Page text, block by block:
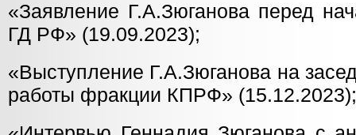
«Заявление Г.А.Зюганова перед
ГД РФ» (19.09.2023);
«Выступление Г.А.Зюганова на
работы фракции КПРФ» (15.12.2023);